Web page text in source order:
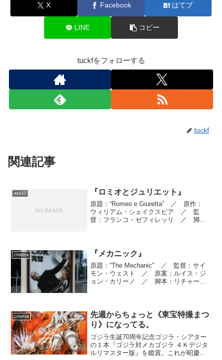
X Facebook はてブ
LINE コピー
tuckfをフォローする
tuckf
関連記事
asa10 『ロミオとジュリエット』
原題：“Romeo e Giuretta” ／ 原作：
ウィリアム・シェイクスピア ／ 監
督：フランコ・ゼフィレッリ ／ 脚
アラン ／...
cinema 『メカニック』
原題：“The Mechanic” ／ 監督：サイ
モン・ウェスト ／ 原案：ルイス・ジ
ョン・カリーノ ／ 脚本：リチャー
ン ／ 製作総...
cinema
先週からちょっと《東宝特撮まつ
り》になってる。
ゴジラ生誕70周年記念ゴジラ・シアター
の１本『ゴジラ対メカゴジラ ４Ｋデジタ
ルリマスター版』を鑑賞。これが昭慶爆